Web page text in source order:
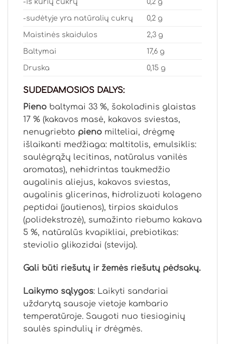
-iš kurių cukrų 0,2 g
-sudėtyje yra natūralių cukrų 0,2 g
Maistinės skaidulos 2,3 g
Baltymai 17,6 g
Druska 0,15 g
SUDEDAMOSIOS DALYS:
Pieno baltymai 33 %, šokoladinis glaistas
17 % (kakavos masė, kakavos sviestas,
nenugriebto pieno milteliai, drėgmę
išlaikanti medžiaga: maltitolis, emulsiklis:
saulėgrąžų lecitinas, natūralus vanilės
aromatas), nehidrintas taukmedžio
augalinis aliejus, kakavos sviestas,
augalinis glicerinas, hidrolizuoti kolageno
peptidai (jautienos), tirpios skaidulos
(polidekstrozė), sumažinto riebumo kakava
5 %, natūralūs kvapikliai, prebiotikas:
steviolio glikozidai (stevija).
Gali būti riešutų ir žemės riešutų pėdsakų.
Laikymo sąlygos: Laikyti sandariai
uždarytą sausoje vietoje kambario
temperatūroje. Saugoti nuo tiesioginių
saulės spindulių ir drėgmės.